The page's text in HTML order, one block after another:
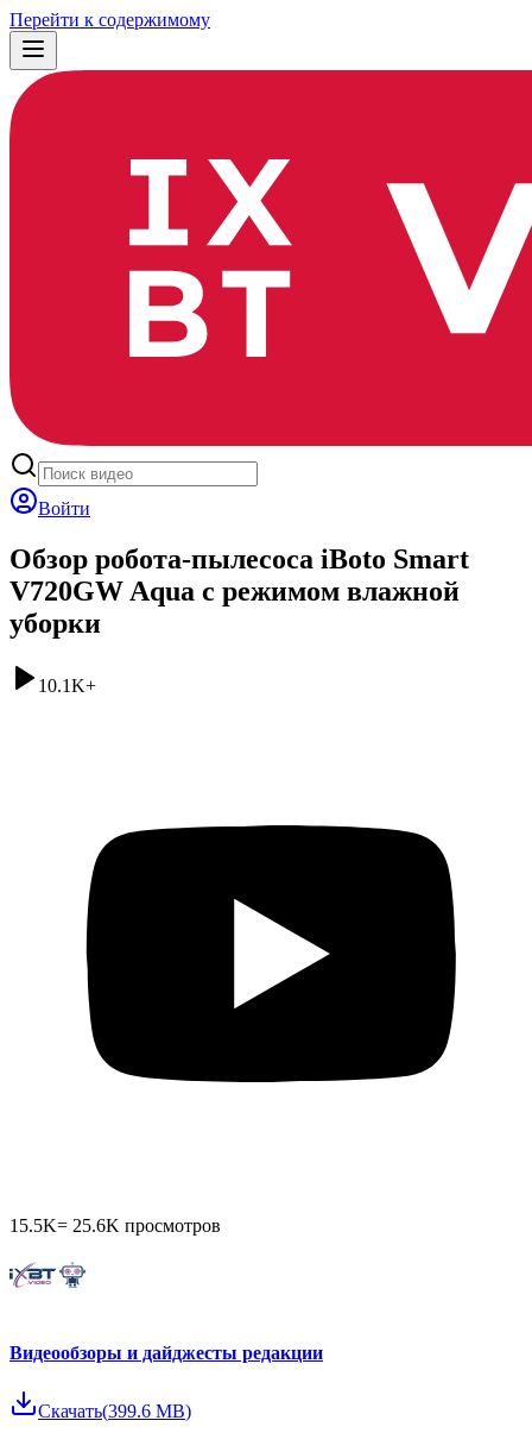
Перейти к содержимому
Войти
Обзор робота-пылесоса iBoto Smart
V720GW Aqua с режимом влажной
уборки
10.1K+
15.5K= 25.6K просмотров
Видеообзоры и дайджесты редакции
Скачать(399.6 MB)